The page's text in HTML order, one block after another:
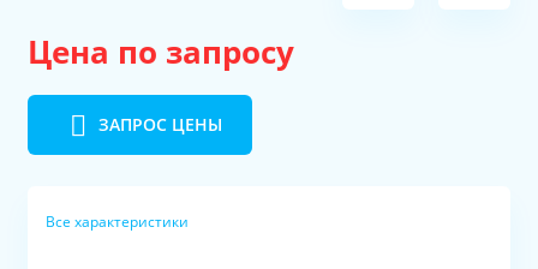
Цена по запросу
ЗАПРОС ЦЕНЫ
Все характеристики